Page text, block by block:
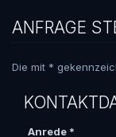
ANFRAGE
Die mit *
Anrede *